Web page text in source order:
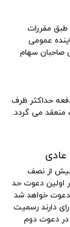
مقررات
عمومی
صاحبان سهام
حداکثر ظرف
بیش از نصف
اولین دعوت حد
دعوت خواهد شد
دارند رسمیت
در دعوت دوم